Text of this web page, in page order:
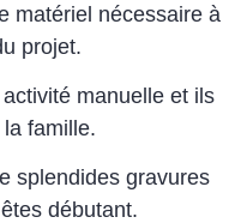
matériel nécessaire à
projet.
manuelle et ils
famille.
splendides gravures
débutant.